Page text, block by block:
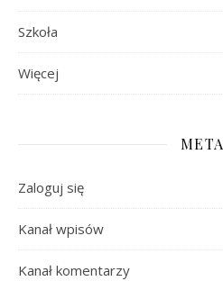
Szkoła
Więcej
META
Zaloguj się
Kanał wpisów
Kanał komentarzy